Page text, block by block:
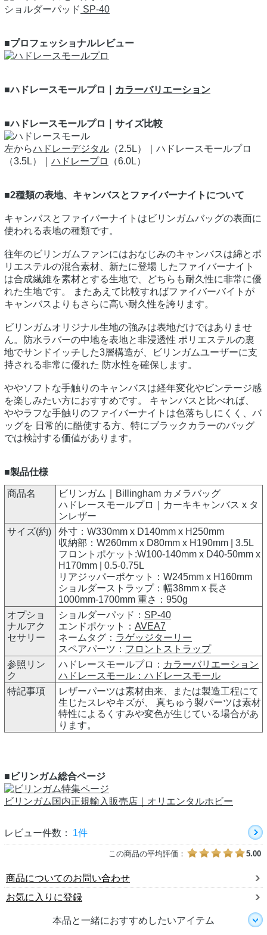
ショルダーパッド SP-40
■プロフェッショナルレビュー
■ハドレースモールプロ｜ カラーバリエーション
■ハドレースモールプロ｜サイズ比較
左からハドレーデジタル （2.5L）｜ハドレースモールプロ
（3.5L）｜ ハドレープロ （6.0L）
■2種類の表地、キャンバスとファイバーナイトについて
キャンバスとファイバーナイトはビリンガムバッグの表面に
使われる表地の種類です。
往年のビリンガムファンにはおなじみのキャンバスは綿とポ
リエステルの混合素材、新たに登場 したファイバーナイト
は合成繊維を素材とする生地で、どちらも耐久性に非常に優
れた生地です。 またあえて比較すればファイバーバイトが
キャンバスよりもさらに高い耐久性を誇ります。
ビリンガムオリジナル生地の強みは表地だけではありませ
ん。防水ラバーの中地を表地と非浸透性 ポリエステルの裏
地でサンドイッチした3層構造が、ビリンガムユーザーに支
持される非常に優れた 防水性を確保します。
ややソフトな手触りのキャンバスは経年変化やビンテージ感
を楽しみたい方におすすめです。 キャンバスと比べれば、
ややラフな手触りのファイバーナイトは色落ちしにくく、バ
ッグを 日常的に酷使する方、特にブラックカラーのバッグ
では検討する価値があります。
■製品仕様
商品名
ビリンガム｜Billingham カメラバッグ
ハドレースモールプロ｜カーキキャンバス x タ
ンレザー
サイズ(約)
外寸：W330mm x D140mm x H250mm
収納部：W260mm x D80mm x H190mm | 3.5L
フロントポケット:W100-140mm x D40-50mm x
H170mm | 0.5-0.75L
リアジッパーポケット：W245mm x H160mm
ショルダーストラップ：幅38mm x 長さ
1000mm-1700mm 重さ：950g
オプショ
ナルアク
セサリー
ショルダーパッド： SP-40
エンドポケット： AVEA7
ネームタグ： ラゲッジターリー
スペアパーツ： フロントストラップ
参照リン
ク
ハドレースモールプロ： カラーバリエーション
ハドレースモール： ハドレースモール
特記事項
レザーパーツは素材由来、または製造工程にて
生じたスレやキズが、 真ちゅう製パーツは素材
特性によるくすみや変色が生じている場合があ
ります。
■ビリンガム総合ページ
ビリンガム国内正規輸入販売店｜オリエンタルホビー
レビュー件数： 1件
この商品の平均評価： 5.00
商品についてのお問い合わせ
お気に入りに登録
本品と一緒におすすめしたいアイテム